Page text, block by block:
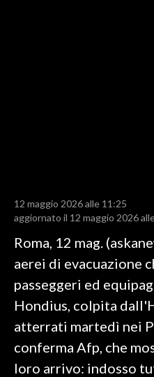
RISULTATI E CLASSIFICHE
CALCIO REGIONALE
BASKET
VOLLEY
MOTORI
TENNIS
ALTRI SPORT
12 maggio 2026 alle 11:25
aggiornato il 12 maggio 2026
Roma, 12 mag.
aerei di evacuazione
passeggeri ed
Hondius, colpita
atterrati martedì nei
conferma Afp, che
loro arrivo: indosso